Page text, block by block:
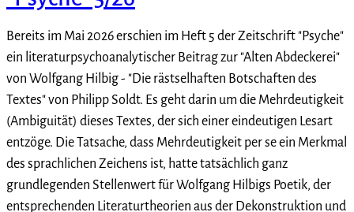
Bereits im Mai 2026 erschien im Heft 5 der Zeitschrift "Psyche"
ein literaturpsychoanalytischer Beitrag zur "Alten Abdeckerei"
von Wolfgang Hilbig - "Die rästselhaften Botschaften des
Textes" von Philipp Soldt. Es geht darin um die Mehrdeutigkeit
(Ambiguität) dieses Textes, der sich einer eindeutigen Lesart
entzöge. Die Tatsache, dass Mehrdeutigkeit per se ein Merkmal
des sprachlichen Zeichens ist, hatte tatsächlich ganz
grundlegenden Stellenwert für Wolfgang Hilbigs Poetik, der
entsprechenden Literaturtheorien aus der Dekonstruktion und